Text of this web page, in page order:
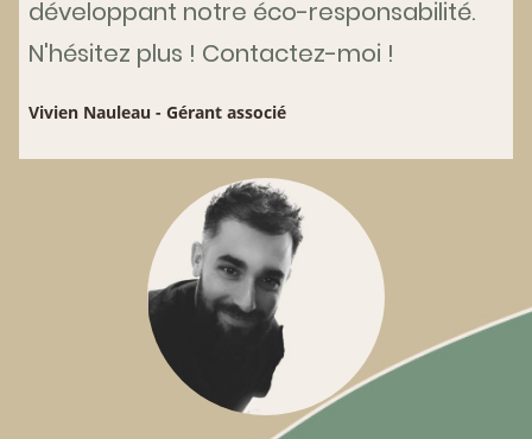
développant notre éco-responsabilité.
N'hésitez plus ! Contactez-moi !
Vivien Nauleau - Gérant associé